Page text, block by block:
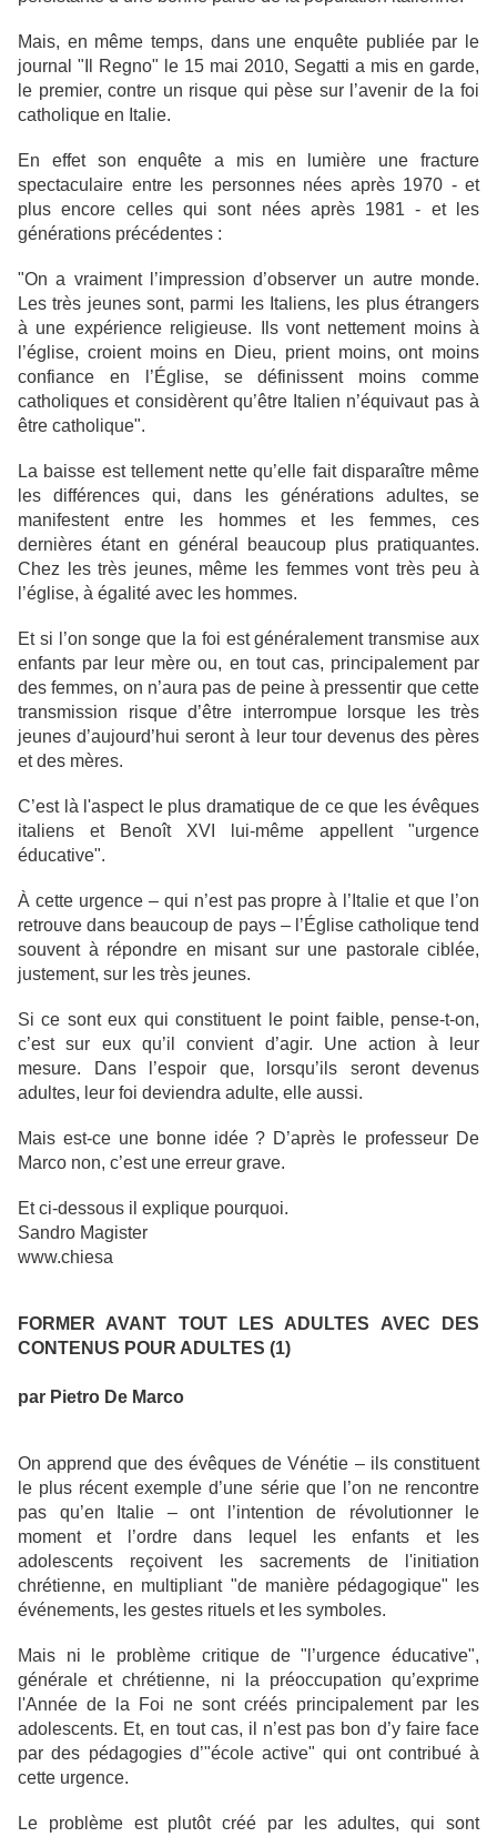
Mais, en même temps, dans une enquête publiée par le
journal "Il Regno" le 15 mai 2010, Segatti a mis en garde,
le premier, contre un risque qui pèse sur l’avenir de la foi
catholique en Italie.
En effet son enquête a mis en lumière une fracture
spectaculaire entre les personnes nées après 1970 - et
plus encore celles qui sont nées après 1981 - et les
générations précédentes :
"On a vraiment l’impression d’observer un autre monde.
Les très jeunes sont, parmi les Italiens, les plus étrangers
à une expérience religieuse. Ils vont nettement moins à
l’église, croient moins en Dieu, prient moins, ont moins
confiance en l’Église, se définissent moins comme
catholiques et considèrent qu’être Italien n’équivaut pas à
être catholique".
La baisse est tellement nette qu’elle fait disparaître même
les différences qui, dans les générations adultes, se
manifestent entre les hommes et les femmes, ces
dernières étant en général beaucoup plus pratiquantes.
Chez les très jeunes, même les femmes vont très peu à
l’église, à égalité avec les hommes.
Et si l’on songe que la foi est généralement transmise aux
enfants par leur mère ou, en tout cas, principalement par
des femmes, on n’aura pas de peine à pressentir que cette
transmission risque d’être interrompue lorsque les très
jeunes d’aujourd’hui seront à leur tour devenus des pères
et des mères.
C’est là l'aspect le plus dramatique de ce que les évêques
italiens et Benoît XVI lui-même appellent "urgence
éducative".
À cette urgence – qui n’est pas propre à l’Italie et que l’on
retrouve dans beaucoup de pays – l’Église catholique tend
souvent à répondre en misant sur une pastorale ciblée,
justement, sur les très jeunes.
Si ce sont eux qui constituent le point faible, pense-t-on,
c’est sur eux qu’il convient d’agir. Une action à leur
mesure. Dans l’espoir que, lorsqu’ils seront devenus
adultes, leur foi deviendra adulte, elle aussi.
Mais est-ce une bonne idée ? D’après le professeur De
Marco non, c’est une erreur grave.
Et ci-dessous il explique pourquoi.
Sandro Magister
www.chiesa
FORMER AVANT TOUT LES ADULTES AVEC DES
CONTENUS POUR ADULTES (1)
par Pietro De Marco
On apprend que des évêques de Vénétie – ils constituent
le plus récent exemple d’une série que l’on ne rencontre
pas qu’en Italie – ont l’intention de révolutionner le
moment et l’ordre dans lequel les enfants et les
adolescents reçoivent les sacrements de l'initiation
chrétienne, en multipliant "de manière pédagogique" les
événements, les gestes rituels et les symboles.
Mais ni le problème critique de "l’urgence éducative",
générale et chrétienne, ni la préoccupation qu’exprime
l'Année de la Foi ne sont créés principalement par les
adolescents. Et, en tout cas, il n’est pas bon d’y faire face
par des pédagogies d’"école active" qui ont contribué à
cette urgence.
Le problème est plutôt créé par les adultes, qui sont